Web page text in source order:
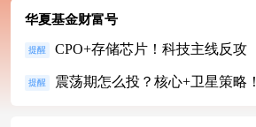
华夏基金财富号
提醒 CPO+存储芯片！科技主线反攻
提醒 震荡期怎么投？核心+卫星策略！